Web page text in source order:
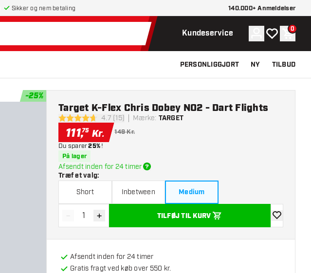
Sikker og nem betaling 140.000+ Anmeldelser
Kundeservice Konto
Min 0
PERSONLIGGJORT NY TILBUD
-25%
4.7 bedømmelsesstjerner
4.7 (15) Mærke: TARGET
Target K-Flex Chris Dobey NO2 - Dart Flights
111,75 Kr. 149 Kr.
Du sparer25%!
På lager
Afsendt inden for 24 timer
Træf et valg:
Short Inbetween Medium
Reducér antal
- Øg antal
+ TILFØJ TIL KURV
tilføje til
Afsendt inden for 24 timer
Gratis fragt ved køb over 550 kr.